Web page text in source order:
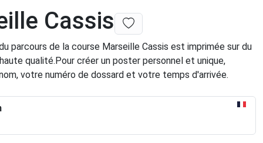
Cassis
parcours de la course Marseille Cassis est imprimée sur du
qualité.Pour créer un poster personnel et unique,
votre numéro de dossard et votre temps d'arrivée.